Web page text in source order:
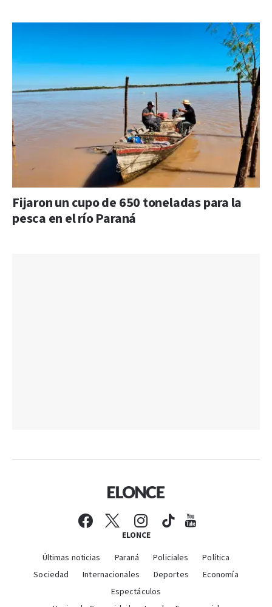
Fijaron un cupo de 650 toneladas para la
pesca en el río Paraná
ELONCE
Últimas noticias Paraná Policiales
Política
Sociedad
Internacionales Deportes
Economía
Espectáculos